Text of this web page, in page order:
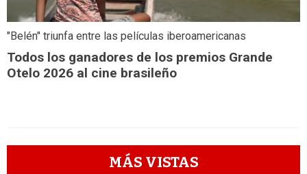
"Belén" triunfa entre las películas iberoamericanas
Todos los ganadores de los premios Grande
Otelo 2026 al cine brasileño
MÁS VISTAS